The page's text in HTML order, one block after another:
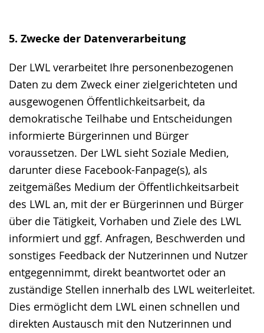
5. Zwecke der Datenverarbeitung
Der LWL verarbeitet Ihre personenbezogenen
Daten zu dem Zweck einer zielgerichteten und
ausgewogenen Öffentlichkeitsarbeit, da
demokratische Teilhabe und Entscheidungen
informierte Bürgerinnen und Bürger
voraussetzen. Der LWL sieht Soziale Medien,
darunter diese Facebook-Fanpage(s), als
zeitgemäßes Medium der Öffentlichkeitsarbeit
des LWL an, mit der er Bürgerinnen und Bürger
über die Tätigkeit, Vorhaben und Ziele des LWL
informiert und ggf. Anfragen, Beschwerden und
sonstiges Feedback der Nutzerinnen und Nutzer
entgegennimmt, direkt beantwortet oder an
zuständige Stellen innerhalb des LWL weiterleitet.
Dies ermöglicht dem LWL einen schnellen und
direkten Austausch mit den Nutzerinnen und